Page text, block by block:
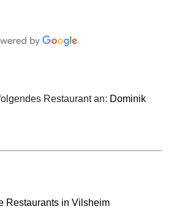
Restaurant an: Dominik
Restaurants in Vilsheim